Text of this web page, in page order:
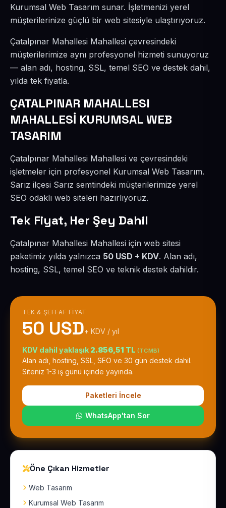
Kurumsal Web Tasarım sunar. İşletmenizi yerel
müşterilerinize güçlü bir web sitesiyle ulaştırıyoruz.
Çatalpınar Mahallesi Mahallesi çevresindeki
müşterilerimize aynı profesyonel hizmeti sunuyoruz
— alan adı, hosting, SSL, temel SEO ve destek dahil,
yılda tek fiyatla.
ÇATALPINAR MAHALLESI
MAHALLESİ KURUMSAL WEB
TASARIM
Çatalpınar Mahallesi Mahallesi ve çevresindeki
işletmeler için profesyonel Kurumsal Web Tasarım.
Sarız ilçesi Sarız semtindeki müşterilerimize yerel
SEO odaklı web siteleri hazırlıyoruz.
Tek Fiyat, Her Şey Dahil
Çatalpınar Mahallesi Mahallesi için web sitesi
paketimiz yılda yalnızca 50 USD + KDV. Alan adı,
hosting, SSL, temel SEO ve teknik destek dahildir.
TEK & ŞEFFAF FIYAT
50 USD+ KDV / yıl
KDV dahil yaklaşık 2.856,51 TL (TCMB)
Alan adı, hosting, SSL, SEO ve 30 gün destek dahil.
Siteniz 1-3 iş günü içinde yayında.
Paketleri İncele
WhatsApp'tan Sor
Öne Çıkan Hizmetler
Web Tasarım
Kurumsal Web Tasarım